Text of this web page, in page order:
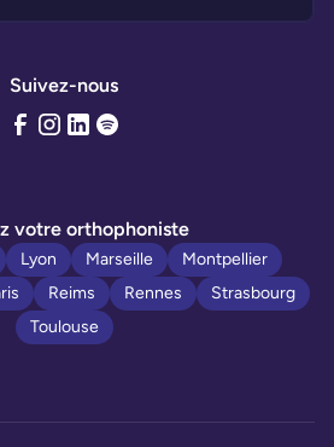
Suivez-nous
votre orthophoniste
Lyon Marseille
Montpellier
Reims Rennes
Strasbourg
Toulouse